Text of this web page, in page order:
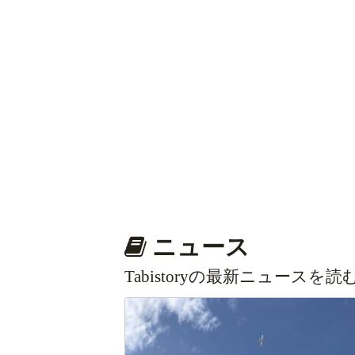
ニュース
Tabistoryの最新ニュースを読